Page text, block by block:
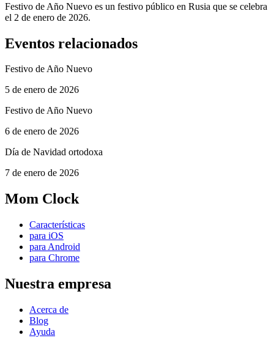
Festivo de Año Nuevo es un festivo público en Rusia que se celebra
el 2 de enero de 2026.
Eventos relacionados
Festivo de Año Nuevo
5 de enero de 2026
Festivo de Año Nuevo
6 de enero de 2026
Día de Navidad ortodoxa
7 de enero de 2026
Mom Clock
Características
para iOS
para Android
para Chrome
Nuestra empresa
Acerca de
Blog
Ayuda